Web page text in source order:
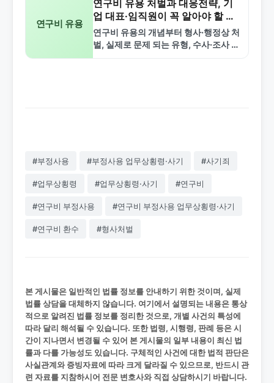
연구비 유용
연구비 유용 처벌과 대응전략, 기
업 대표·임직원이 꼭 알아야 할 핵
심 정리
연구비 유용의 개념부터 형사·행정상 처
벌, 실제로 문제 되는 유형, 수사·조사 대
#부정사용 #부정사용 업무상횡령·사기 #사기죄
#업무상횡령 #업무상횡령·사기 #연구비
#연구비 부정사용 #연구비 부정사용 업무상횡령·사기
#연구비 환수 #형사처벌
본 게시물은 일반적인 법률 정보를 안내하기 위한 것이며, 실제
법률 상담을 대체하지 않습니다. 여기에서 설명되는 내용은 통상
적으로 알려진 법률 정보를 정리한 것으로, 개별 사건의 특성에
따라 달리 해석될 수 있습니다. 또한 법령, 시행령, 판례 등은 시
간이 지나면서 변경될 수 있어 본 게시물의 일부 내용이 최신 법
률과 다를 가능성도 있습니다. 구체적인 사건에 대한 법적 판단은
사실관계와 증빙자료에 따라 크게 달라질 수 있으므로, 반드시 관
련 자료를 지참하시어 전문 변호사와 직접 상담하시기 바랍니다.